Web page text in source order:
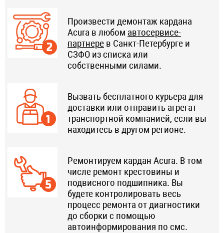
Произвести демонтаж кардана
Acura в любом автосервисе-
партнере в Санкт-Петербурге и
СЗФО из списка или
собственными силами.
Вызвать бесплатного курьера для
доставки или отправить агрегат
транспортной компанией, если вы
находитесь в другом регионе.
Ремонтируем кардан Acura. В том
числе ремонт крестовины и
подвисного подшипника. Вы
будете контролировать весь
процесс ремонта от диагностики
до сборки с помощью
автоинформирования по смс.